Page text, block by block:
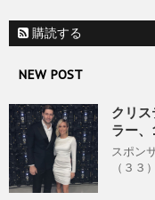
購読する
NEW POST
クリ
ラー
スポン
（３３